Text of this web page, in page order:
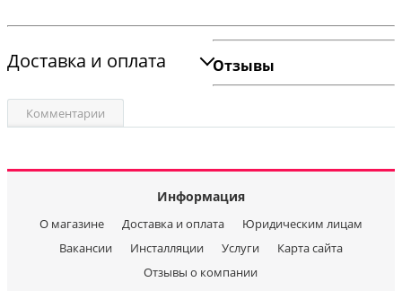
Доставка и оплата Отзывы
Комментарии
Информация
О магазине Доставка и оплата
Юридическим лицам
Вакансии
Инсталляции Услуги
Карта сайта
Отзывы о компании